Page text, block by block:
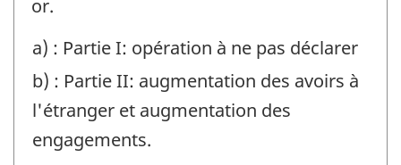
or.
a) : Partie I: opération à ne pas déclarer
b) : Partie II: augmentation des avoirs à
l'étranger et augmentation des
engagements.